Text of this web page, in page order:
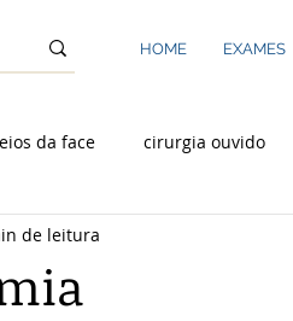
HOME EXAMES
da face cirurgia ouvido
Laringologia
de leitura